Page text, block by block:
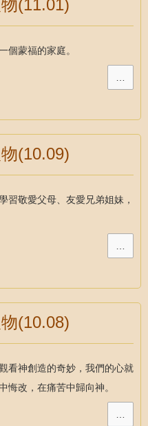
(11.01)
個蒙福的家庭。
…
(10.09)
習敬愛父母、友愛兄弟姐妹，
…
(10.08)
看神創造的奇妙，我們的心就
悔改，在痛苦中歸向神。
…